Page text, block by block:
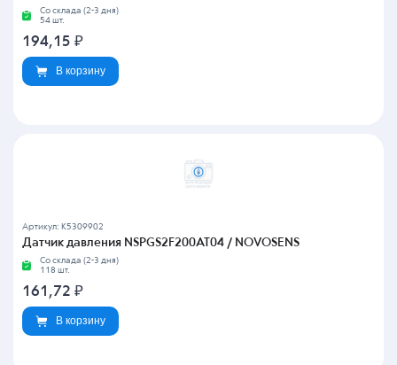
Со склада (2-3 дня)
54 шт.
194,15 ₽
В корзину
Артикул: K5309902
Датчик давления NSPGS2F200AT04 / NOVOSENS
Со склада (2-3 дня)
118 шт.
161,72 ₽
В корзину